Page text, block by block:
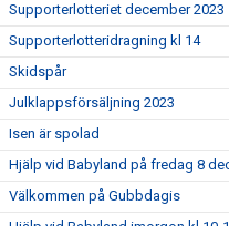
Supporterlotteriet december 2023
Supporterlotteridragning kl 14
Skidspår
Julklappsförsäljning 2023
Isen är spolad
Hjälp vid Babyland på fredag 8
Välkommen på Gubbdagis